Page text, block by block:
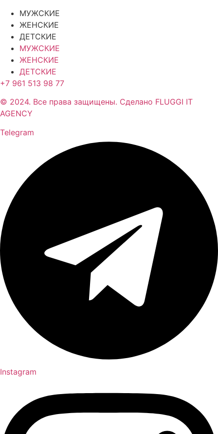
МУЖСКИЕ
ЖЕНСКИЕ
ДЕТСКИЕ
МУЖСКИЕ
ЖЕНСКИЕ
ДЕТСКИЕ
+7 961 513 98 77
© 2024. Все права защищены. Сделано FLUGGI IT
AGENCY
Telegram
Instagram